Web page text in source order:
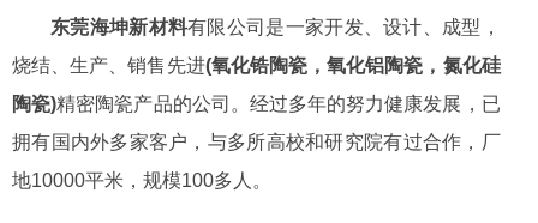
东莞海坤新材料有限公司是一家开发、设计、成型，
烧结、生产、销售先进(氧化锆陶瓷 ，氧化铝陶瓷 ， 氮化硅
陶瓷)精密陶瓷产品的公司。经过多年的努力健康发展，已
拥有国内外多家客户，与多所高校和研究院有过合作，厂
地10000平米，规模100多人。